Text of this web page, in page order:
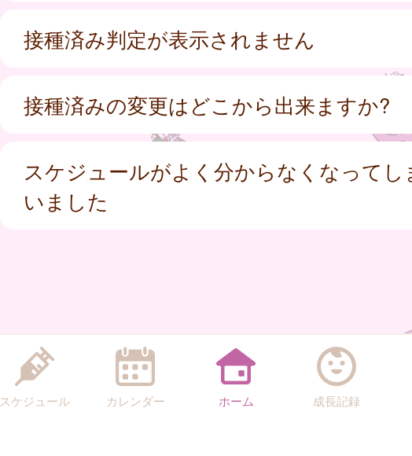
接種済み判定が表示されません
接種済みの変更はどこから出来ますか?
スケジュールがよく分からなくなってし
いました
スケジュール カレンダー ホーム 成長記録